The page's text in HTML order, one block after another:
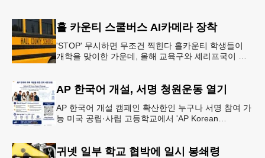
홀 카운티 스쿨버스 AI카메라 장착
'STOP' 무시하면 무조건 찍힌다 홀카운티 학생들이
개학을 맞이한 가운데, 올해 교육구와 셰리프국이 학
AP 한국어 개설, 서명 청원운동 열기
AP 한국어 개설 캠페인 확산한인 누구나 서명 참여 가
능 미국 공립·사립 고등학교에서 'AP Korean
귀넷 일부 학교 협박에 일시 봉쇄령